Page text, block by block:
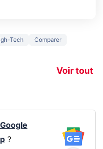
Tech Comparer
Voir tout
5
prochaine
Google
?